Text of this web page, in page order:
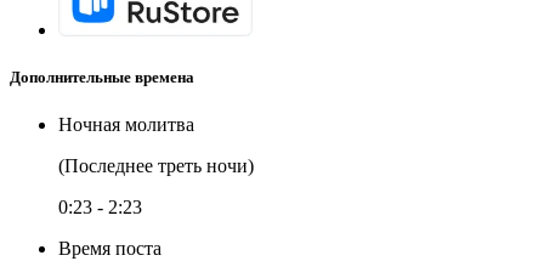
Дополнительные времена
Ночная молитва
(Последнее треть ночи)
0:23 - 2:23
Время поста